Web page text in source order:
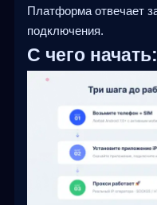
Платформа отвечает
подключения.
С чего